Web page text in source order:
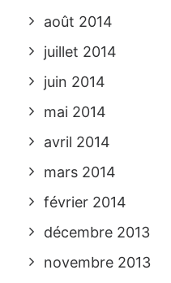
août 2014
juillet 2014
juin 2014
mai 2014
avril 2014
mars 2014
février 2014
décembre 2013
novembre 2013